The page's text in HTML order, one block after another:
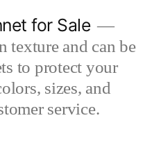
for Sale
texture and can be
to protect your
sizes, and
service.